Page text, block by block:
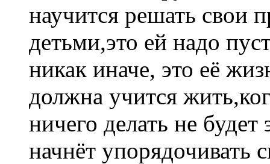
научится решать свои
детьми,это ей надо
никак иначе, это её
должна учится
ничего делать не будет
начнёт упорядочивать